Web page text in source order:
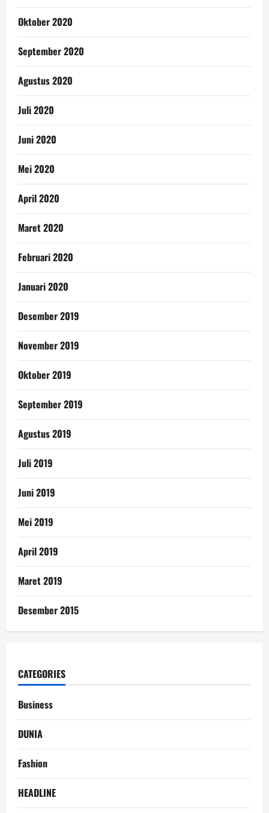
Oktober 2020
September 2020
Agustus 2020
Juli 2020
Juni 2020
Mei 2020
April 2020
Maret 2020
Februari 2020
Januari 2020
Desember 2019
November 2019
Oktober 2019
September 2019
Agustus 2019
Juli 2019
Juni 2019
Mei 2019
April 2019
Maret 2019
Desember 2015
CATEGORIES
Business
DUNIA
Fashion
HEADLINE